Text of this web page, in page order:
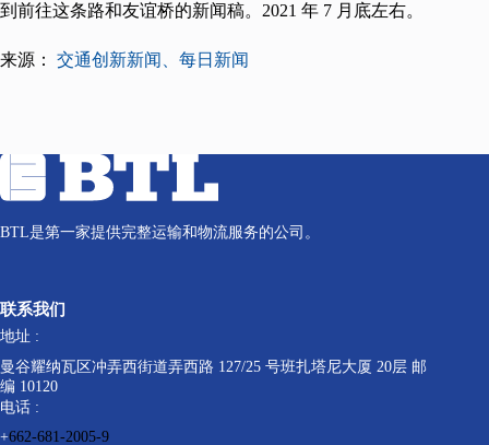
到前往这条路和友谊桥的新闻稿。2021 年 7 月底左右。
来源： 交通创新新闻、每日新闻
BTL是第一家提供完整运输和物流服务的公司。
联系我们
地址 :
曼谷耀纳瓦区冲弄西街道弄西路 127/25 号班扎塔尼大厦 20层 邮
编 10120
电话 :
+662-681-2005-9